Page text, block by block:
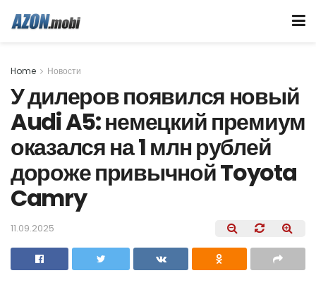
Home Новости
У дилеров появился новый
Audi A5: немецкий премиум
оказался на 1 млн рублей
дороже привычной Toyota
Camry
11.09.2025